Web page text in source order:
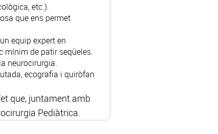
etc.).
que ens permet
equip expert en
mínim de patir seqüeles.
neurocirurgia.
ecografia i quiròfan
que, juntament amb
Pediàtrica.